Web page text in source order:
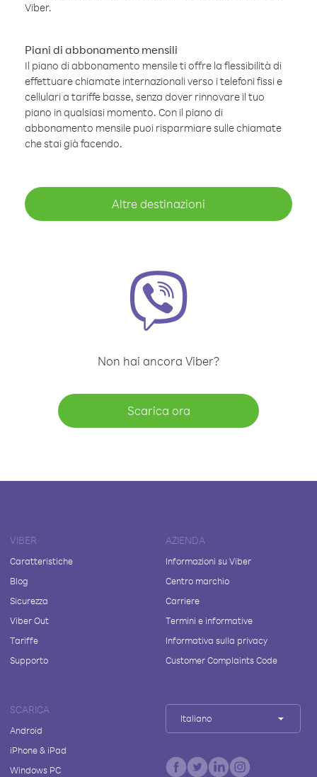
Viber.
Piani di abbonamento mensili
Il piano di abbonamento mensile ti offre la flessibilità di
effettuare chiamate internazionali verso i telefoni fissi e
cellulari a tariffe basse, senza dover rinnovare il tuo
piano in qualsiasi momento. Con il piano di
abbonamento mensile puoi risparmiare sulle chiamate
che stai già facendo.
Altre destinazioni
Non hai ancora Viber?
Scarica ora
VIBER
Caratteristiche
Blog
Sicurezza
Viber Out
Tariffe
Supporto
AZIENDA
Informazioni su Viber
Centro marchio
Carriere
Termini e informative
Informativa sulla privacy
Customer Complaints Code
SCARICA
Android
iPhone & iPad
Windows PC
Italiano